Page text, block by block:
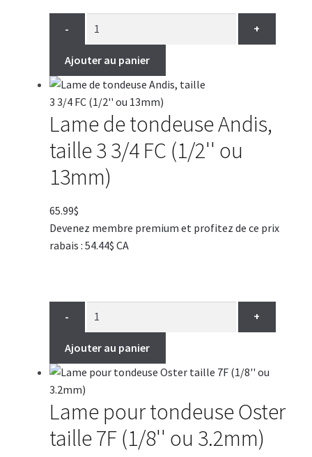
- +
Ajouter au panier
Lame de tondeuse Andis,
taille 3 3/4 FC (1/2'' ou
13mm)
65.99$
Devenez membre premium et profitez de ce prix
rabais : 54.44$ CA
- +
Ajouter au panier
Lame pour tondeuse Oster
taille 7F (1/8'' ou 3.2mm)